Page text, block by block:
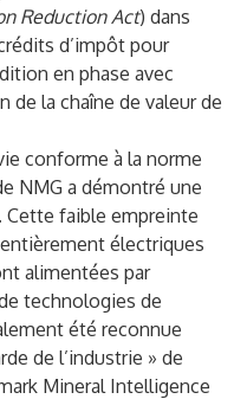
Reduction Act) dans
d’impôt pour
en phase avec
de la chaîne de valeur de
conforme à la norme
NMG a démontré une
. Cette faible empreinte
électriques
alimentées par
technologies de
été reconnue
de l’industrie » de
Mineral Intelligence